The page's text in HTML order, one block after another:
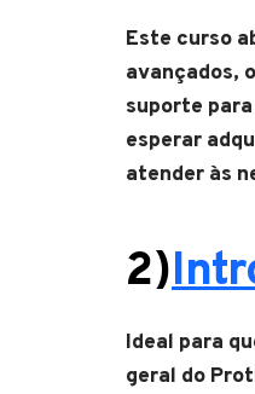
Este curso
avançados,
suporte
esperar
atender às
2)
Ideal para
geral do